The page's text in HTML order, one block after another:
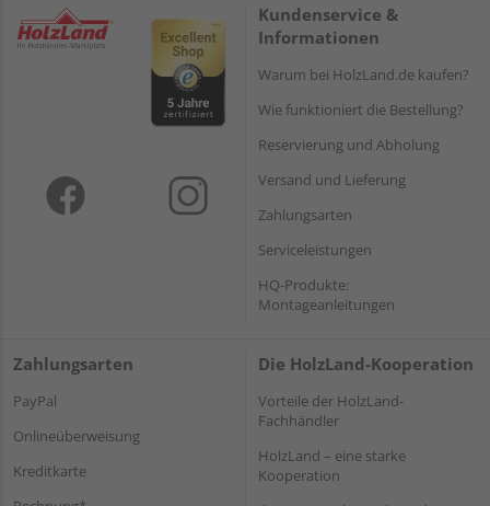
Kundenservice &
Informationen
Warum bei HolzLand.de kaufen?
Wie funktioniert die Bestellung?
Reservierung und Abholung
Versand und Lieferung
Zahlungsarten
Serviceleistungen
HQ-Produkte:
Montageanleitungen
Zahlungsarten
PayPal
Onlineüberweisung
Kreditkarte
Die HolzLand-Kooperation
Vorteile der HolzLand-
Fachhändler
HolzLand – eine starke
Kooperation